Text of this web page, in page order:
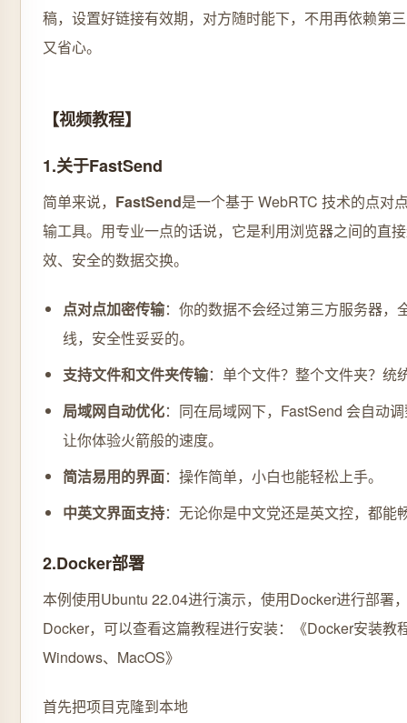
稿，设置好链接有效期，对方随时能下，不用再依赖第
又省心。
【视频教程】
1.关于FastSend
简单来说， FastSend是一个基于 WebRTC 技术的点对
输工具。用专业一点的话说，它是利用浏览器之间的直
效、安全的数据交换。
点对点加密传输：你的数据不会经过第三方服务器，
线，安全性妥妥的。
支持文件和文件夹传输：单个文件？整个文件夹？统
局域网自动优化：同在局域网下，FastSend 会自动
让你体验火箭般的速度。
简洁易用的界面：操作简单，小白也能轻松上手。
中英文界面支持：无论你是中文党还是英文控，都能
2.Docker部署
本例使用Ubuntu 22.04进行演示，使用Docker进行部署
Docker，可以查看这篇教程进行安装：《Docker安装
Windows、MacOS》
首先把项目克隆到本地